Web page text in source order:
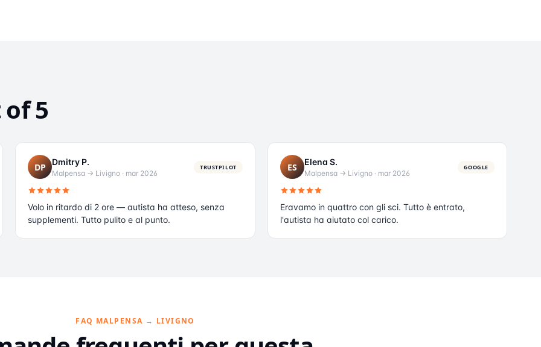
5
DP Dmitry P.
Malpensa → Livigno · mar 2026
TRUSTPILOT
Volo in ritardo di 2 ore — autista ha atteso, senza
supplementi. Tutto pulito e al punto.
ES Elena S.
Malpensa → Livigno· mar 2026
GOOGLE
Eravamo in quattro con gli sci. Tutto è entrato,
l'autista ha aiutato col carico.
FAQ MALPENSA → LIVIGNO